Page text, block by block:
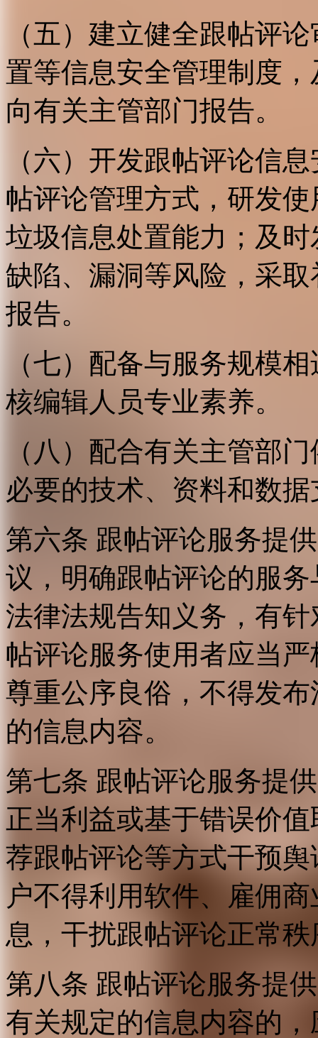
（五）建立健全跟帖评
置等信息安全管理制度
向有关主管部门报告。
（六）开发跟帖评论信
帖评论管理方式，研发
垃圾信息处置能力；及
缺陷、漏洞等风险，采
报告。
（七）配备与服务规模
核编辑人员专业素养。
（八）配合有关主管部
必要的技术、资料和数
第六条 跟帖评论服务提
议，明确跟帖评论的服
法律法规告知义务，有
帖评论服务使用者应当
尊重公序良俗，不得发
的信息内容。
第七条 跟帖评论服务提
正当利益或基于错误价
荐跟帖评论等方式干预
户不得利用软件、雇佣
息，干扰跟帖评论正常
第八条 跟帖评论服务提
有关规定的信息内容的